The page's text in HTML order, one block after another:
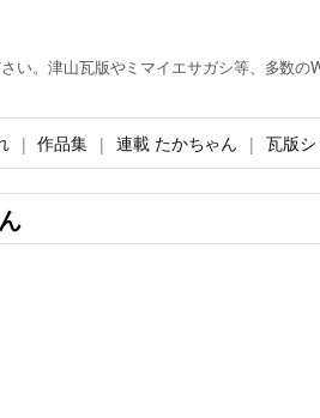
い。津山瓦版やミマイエサガシ等、多数の
作品集 連載 たかちゃん 瓦版